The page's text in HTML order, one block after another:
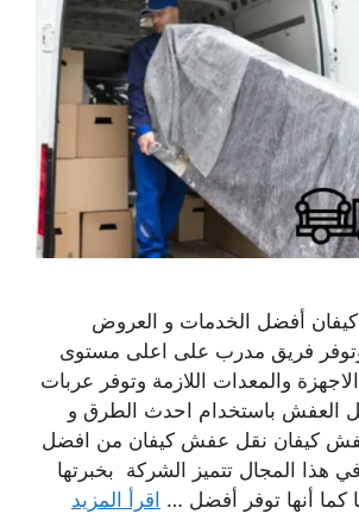
أفضل الخدمات و العروض
فريق مدرب على اعلى مستوى
والمعدات اللازمة وتوفر عربات
العفش باستخدام احدث الطرق و
كيفان نقل عفش كيفان من افضل
هذا المجال تتميز الشركة بخبرتها
كما أنها توفر أفضل … اقرأ المزيد